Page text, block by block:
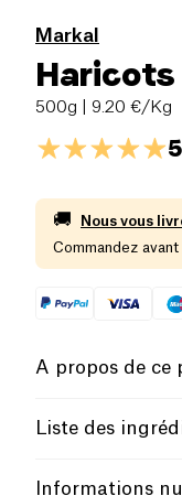
Markal
Haricots
500g | 9.20 €/Kg
🚚 Nous vous
Commandez avant
A propos de ce
Vegan
Liste des
Informations